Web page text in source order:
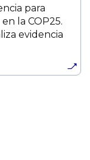
para
la COP25.
evidencia